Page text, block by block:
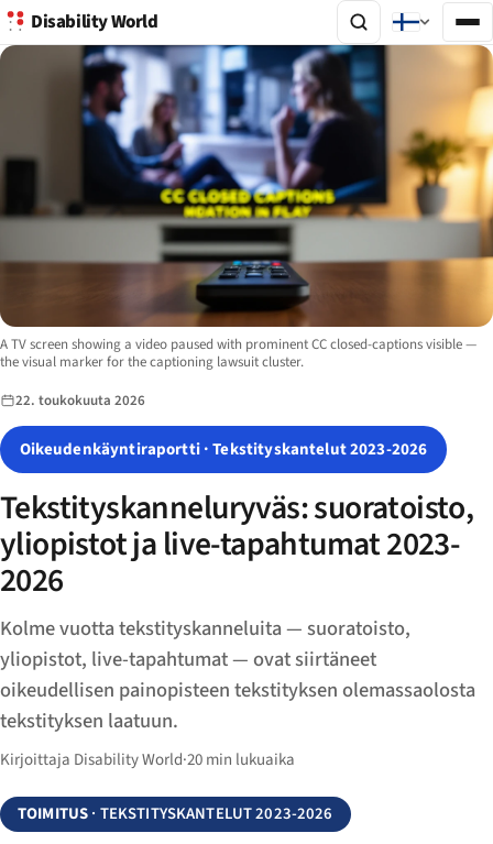
Disability World
Image description:
A TV screen showing a video paused with prominent CC closed-captions visible —
the visual marker for the captioning lawsuit cluster.
22. toukokuuta 2026
Oikeudenkäyntiraportti · Tekstityskantelut 2023-2026
Tekstityskanneluryväs: suoratoisto,
yliopistot ja live-tapahtumat 2023-
2026
Kolme vuotta tekstityskanneluita — suoratoisto,
yliopistot, live-tapahtumat — ovat siirtäneet
oikeudellisen painopisteen tekstityksen olemassaolosta
tekstityksen laatu​un.
Kirjoittaja Disability World·20 min lukuaika
TOIMITUS· TEKSTITYSKANTELUT 2023-2026